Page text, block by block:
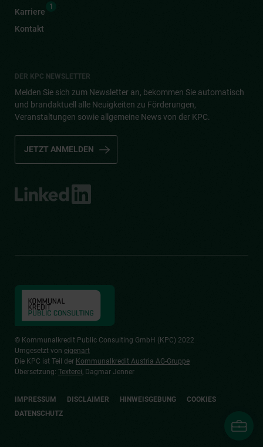
Karriere
1
Kontakt
DER KPC NEWSLETTER
Melden Sie sich zum Newsletter an, bekommen Sie automatisch
und brandaktuell alle Neuigkeiten zu Förderungen,
Veranstaltungen sowie allgemeine News von der KPC.
JETZT ANMELDEN
© Kommunalkredit Public Consulting GmbH (KPC) 2022
Umgesetzt von eigenart
Die KPC ist Teil der Kommunalkredit Austria AG-Gruppe
Übersetzung: Texterei, Dagmar Jenner
IMPRESSUM DISCLAIMER HINWEISGEBUNG
COOKIES
DATENSCHUTZ